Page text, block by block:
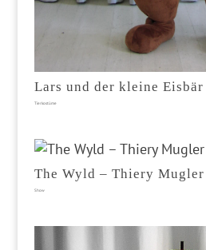
Lars und der kleine Eisbär
Tierkostüme
The Wyld – Thiery Mugler
Show